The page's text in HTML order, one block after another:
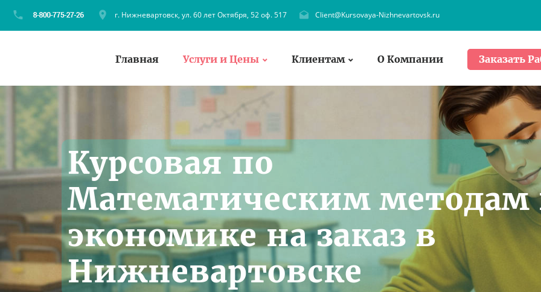
г. Нижневартовск, ул. 60 лет Октября, 52 оф. 517 Client@Kursovaya-Nizhnevartovsk.ru
Главная Услуги и Цены Клиентам О Компании Заказать
Курсовая по
Математическим методам
экономике на заказ в
Нижневартовске